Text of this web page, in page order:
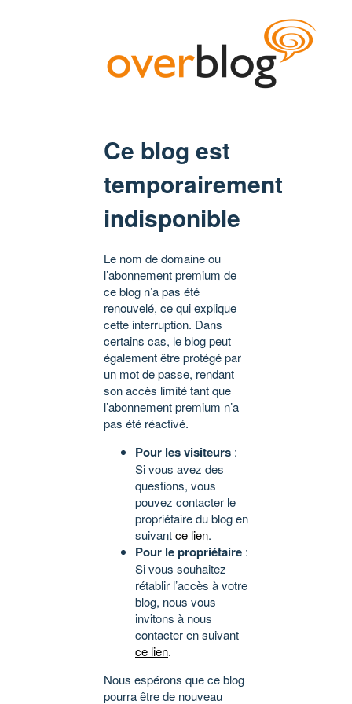
Ce blog est
temporairement
indisponible
Le nom de domaine ou
l’abonnement premium de
ce blog n’a pas été
renouvelé, ce qui explique
cette interruption. Dans
certains cas, le blog peut
également être protégé par
un mot de passe, rendant
son accès limité tant que
l’abonnement premium n’a
pas été réactivé.
Pour les visiteurs :
Si vous avez des
questions, vous
pouvez contacter le
propriétaire du blog en
suivantce lien.
Pour le propriétaire :
Si vous souhaitez
rétablir l’accès à votre
blog, nous vous
invitons à nous
contacter en suivant
ce lien.
Nous espérons que ce blog
pourra être de nouveau